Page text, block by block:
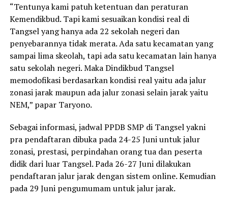
“Tentunya kami patuh ketentuan dan peraturan
Kemendikbud. Tapi kami sesuaikan kondisi real di
Tangsel yang hanya ada 22 sekolah negeri dan
penyebarannya tidak merata. Ada satu kecamatan yang
sampai lima skeolah, tapi ada satu kecamatan lain hanya
satu sekolah negeri. Maka Dindikbud Tangsel
memodofikasi berdasarkan kondisi real yaitu ada jalur
zonasi jarak maupun ada jalur zonasi selain jarak yaitu
NEM,” papar Taryono.
Sebagai informasi, jadwal PPDB SMP di Tangsel yakni
pra pendaftaran dibuka pada 24-25 Juni untuk jalur
zonasi, prestasi, perpindahan orang tua dan peserta
didik dari luar Tangsel. Pada 26-27 Juni dilakukan
pendaftaran jalur jarak dengan sistem online. Kemudian
pada 29 Juni pengumumam untuk jalur jarak.